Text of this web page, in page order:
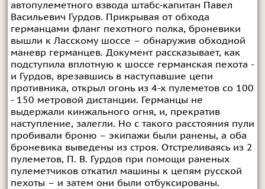
автопулеметного взвода штабс-капитан Павел
Васильевич Гурдов. Прикрывая от обхода
германцами фланг пехотного полка, броневики
вышли к Ласскому шоссе – обнаружив обходной
маневр германцев. Документ рассказывает, как
подступила вплотную к шоссе германская пехота -
и Гурдов, врезавшись в наступавшие цепи
противника, открыл огонь из 4-х пулеметов со 100
- 150 метровой дистанции. Германцы не
выдержали кинжального огня, и, прекратив
наступление, залегли. Но с такого расстояния пули
пробивали броню – экипажи были ранены, а оба
броневика выведены из строя. Отстреливаясь из 2
пулеметов, П. В. Гурдов при помощи раненых
пулеметчиков откатил машины к цепям русской
пехоты – и затем они были отбуксированы.